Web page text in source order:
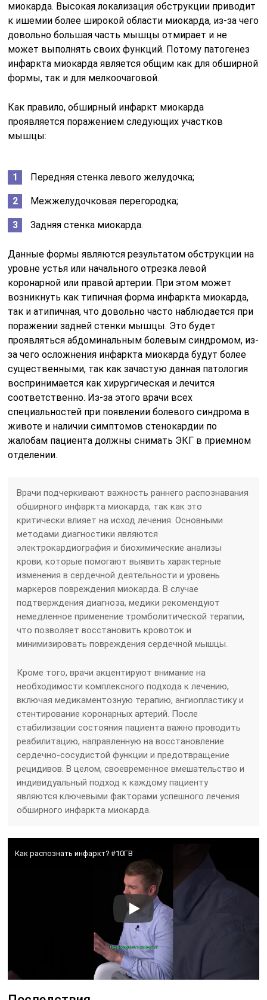
миокарда. Высокая локализация обструкции приводит
к ишемии более широкой области миокарда, из-за чего
довольно большая часть мышцы отмирает и не
может выполнять своих функций. Потому патогенез
инфаркта миокарда является общим как для обширной
формы, так и для мелкоочаговой.
Как правило, обширный инфаркт миокарда
проявляется поражением следующих участков
мышцы:
Передняя стенка левого желудочка;
Межжелудочковая перегородка;
Задняя стенка миокарда.
Данные формы являются результатом обструкции на
уровне устья или начального отрезка левой
коронарной или правой артерии. При этом может
возникнуть как типичная форма инфаркта миокарда,
так и атипичная, что довольно часто наблюдается при
поражении задней стенки мышцы. Это будет
проявляться абдоминальным болевым синдромом, из-
за чего осложнения инфаркта миокарда будут более
существенными, так как зачастую данная патология
воспринимается как хирургическая и лечится
соответственно. Из-за этого врачи всех
специальностей при появлении болевого синдрома в
животе и наличии симптомов стенокардии по
жалобам пациента должны снимать ЭКГ в приемном
отделении.
Врачи подчеркивают важность раннего распознавания
обширного инфаркта миокарда, так как это
критически влияет на исход лечения. Основными
методами диагностики являются
электрокардиография и биохимические анализы
крови, которые помогают выявить характерные
изменения в сердечной деятельности и уровень
маркеров повреждения миокарда. В случае
подтверждения диагноза, медики рекомендуют
немедленное применение тромболитической терапии,
что позволяет восстановить кровоток и
минимизировать повреждения сердечной мышцы.
Кроме того, врачи акцентируют внимание на
необходимости комплексного подхода к лечению,
включая медикаментозную терапию, ангиопластику и
стентирование коронарных артерий. После
стабилизации состояния пациента важно проводить
реабилитацию, направленную на восстановление
сердечно-сосудистой функции и предотвращение
рецидивов. В целом, своевременное вмешательство и
индивидуальный подход к каждому пациенту
являются ключевыми факторами успешного лечения
обширного инфаркта миокарда.
Как распознать инфаркт? #10ГВ